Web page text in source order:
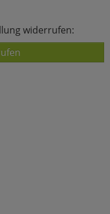
widerrufen: